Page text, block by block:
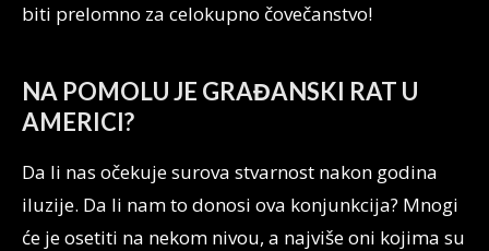
biti prelomno za celokupno čovečanstvo!
NA POMOLU JE GRAĐANSKI RAT U
AMERICI?
Da li nas očekuje surova stvarnost nakon godina
iluzije. Da li nam to donosi ova konjunkcija? Mnogi
će je osetiti na nekom nivou, a najviše oni kojima su